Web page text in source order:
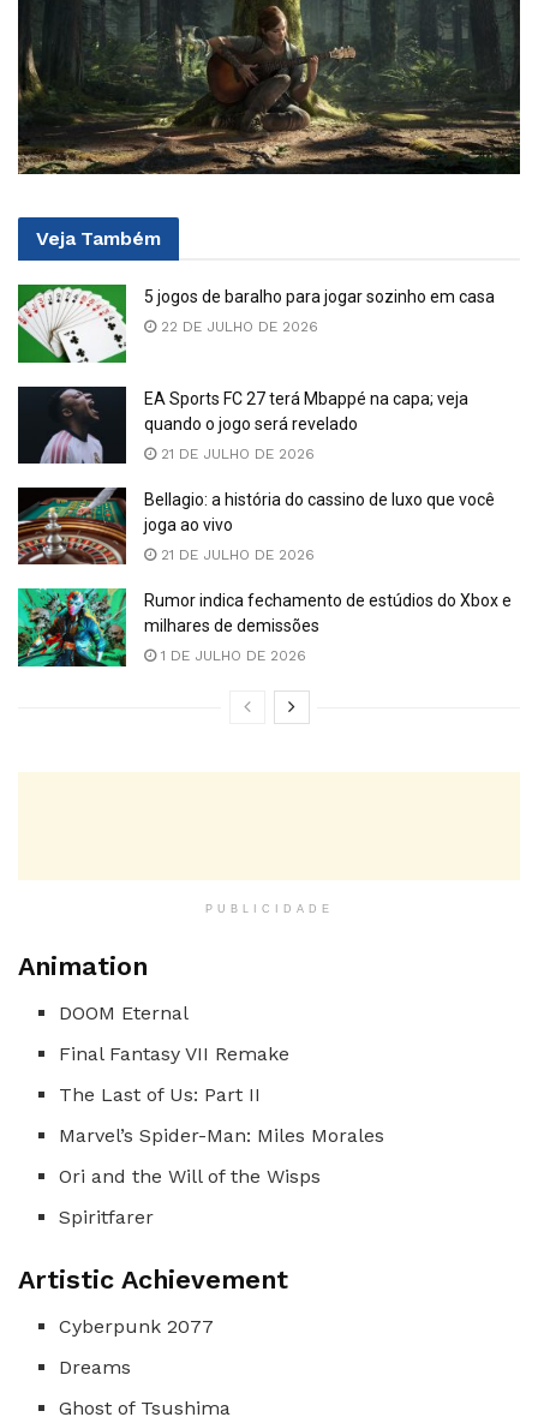
Veja Também
5 jogos de baralho para jogar sozinho em casa
22 DE JULHO DE 2026
EA Sports FC 27 terá Mbappé na capa; veja
quando o jogo será revelado
21 DE JULHO DE 2026
Bellagio: a história do cassino de luxo que você
joga ao vivo
21 DE JULHO DE 2026
Rumor indica fechamento de estúdios do Xbox e
milhares de demissões
1 DE JULHO DE 2026
PUBLICIDADE
Animation
DOOM Eternal
Final Fantasy VII Remake
The Last of Us: Part II
Marvel’s Spider-Man: Miles Morales
Ori and the Will of the Wisps
Spiritfarer
Artistic Achievement
Cyberpunk 2077
Dreams
Ghost of Tsushima